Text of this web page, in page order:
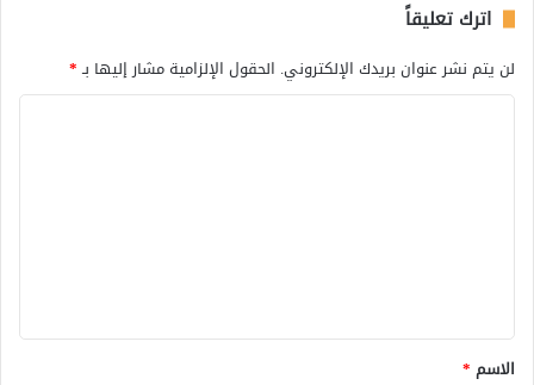
اترك تعليقاً
لن يتم نشر عنوان بريدك الإلكتروني. الحقول الإلزامية مشار إليها بـ*
*
الاسم *